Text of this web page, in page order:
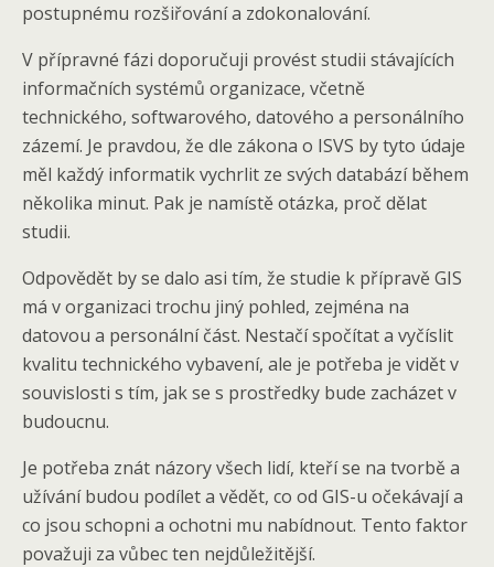
postupnému rozšiřování a zdokonalování.
V přípravné fázi doporučuji provést studii stávajících
informačních systémů organizace, včetně
technického, softwarového, datového a personálního
zázemí. Je pravdou, že dle zákona o ISVS by tyto údaje
měl každý informatik vychrlit ze svých databází během
několika minut. Pak je namístě otázka, proč dělat
studii.
Odpovědět by se dalo asi tím, že studie k přípravě GIS
má v organizaci trochu jiný pohled, zejména na
datovou a personální část. Nestačí spočítat a vyčíslit
kvalitu technického vybavení, ale je potřeba je vidět v
souvislosti s tím, jak se s prostředky bude zacházet v
budoucnu.
Je potřeba znát názory všech lidí, kteří se na tvorbě a
užívání budou podílet a vědět, co od GIS-u očekávají a
co jsou schopni a ochotni mu nabídnout. Tento faktor
považuji za vůbec ten nejdůležitější.